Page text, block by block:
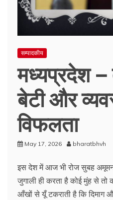
सम्पादकीय
मध्यप्रदेश –
बेटी और
विफलता
May 17, 2026 bharatbhvh
इस देश में आज भी रोज सुबह
जुगाली ही करता है कोई मुंह से
आँखों से यूँ टकराती है कि दिमाग